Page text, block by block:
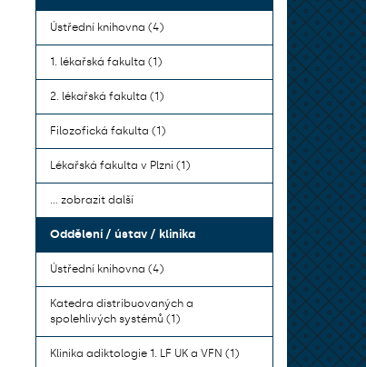
Ústřední knihovna (4)
1. lékařská fakulta (1)
2. lékařská fakulta (1)
Filozofická fakulta (1)
Lékařská fakulta v Plzni (1)
... zobrazit další
Oddělení / ústav / klinika
Ústřední knihovna (4)
Katedra distribuovaných a
spolehlivých systémů (1)
Klinika adiktologie 1. LF UK a VFN (1)